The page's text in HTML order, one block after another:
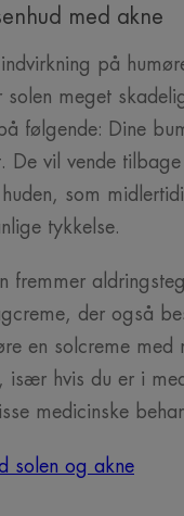
med akne
på
meget
følgende: Dine
De vil vende
som
tykkelse.
fremmer
der også
en solcreme med
især hvis du er i
medicinske
solen og akne